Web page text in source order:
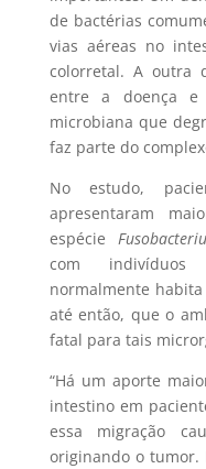
de bactérias
vias aéreas no
colorretal. A outra
entre a doença e
microbiana que
faz parte do
No estudo,
apresentaram
espécie
com indivíduos
normalmente
até então, que o
fatal para tais
“Há um aporte
intestino em
essa migração
originando o tumor.